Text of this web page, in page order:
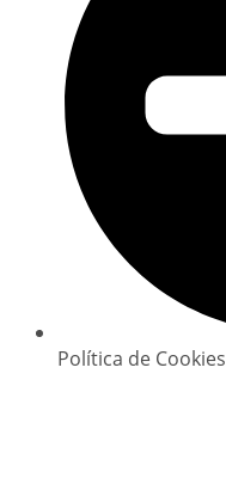
Política de Cookies